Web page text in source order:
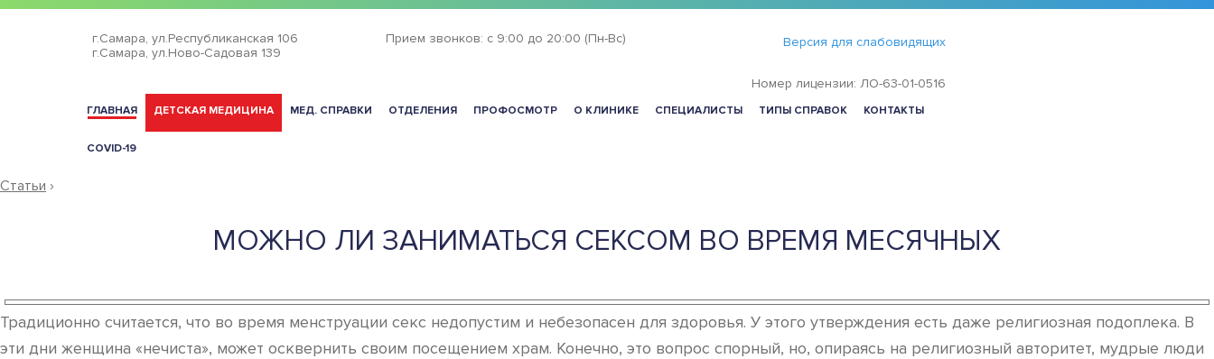
г.Самара, ул.Республиканская 106
г.Самара, ул.Ново-Садовая 139
Прием звонков: с 9:00 до 20:00 (Пн-Вс) Версия для слабовидящих
Номер лицензии: ЛО-63-01-0516
ГЛАВНАЯ ДЕТСКАЯ МЕДИЦИНА МЕД. СПРАВКИ ОТДЕЛЕНИЯ ПРОФОСМОТР О КЛИНИКЕ СПЕЦИАЛИСТЫ ТИПЫ СПРАВОК КОНТАКТЫ
COVID-19
Статьи ›
МОЖНО ЛИ ЗАНИМАТЬСЯ СЕКСОМ ВО ВРЕМЯ МЕСЯЧНЫХ
Традиционно считается, что во время менструации секс недопустим и небезопасен для здоровья. У этого утверждения есть даже религиозная подоплека. В
эти дни женщина «нечиста», может осквернить своим посещением храм. Конечно, это вопрос спорный, но, опираясь на религиозный авторитет, мудрые люди